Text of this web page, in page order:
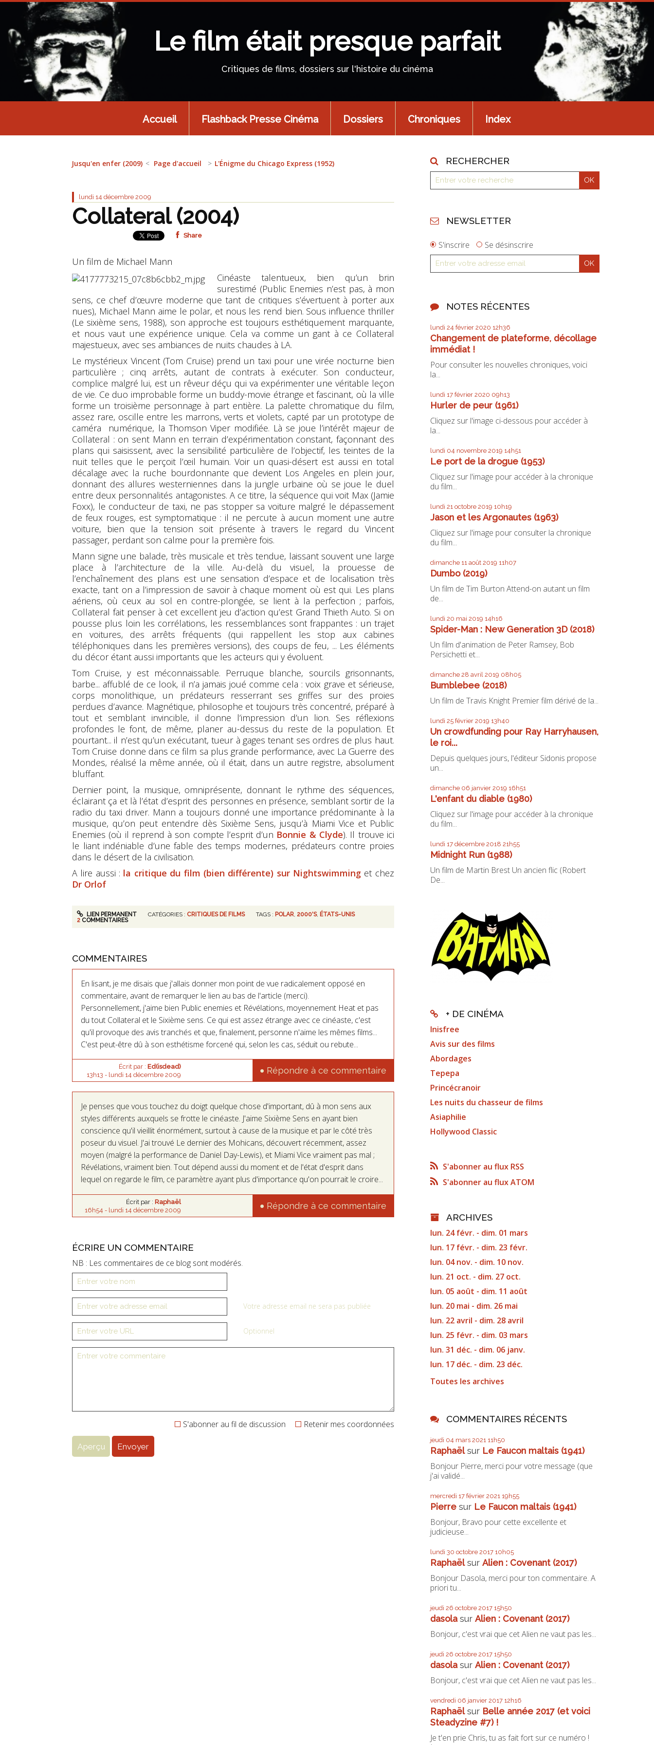
Le film était presque parfait
Critiques de films, dossiers sur l'histoire du cinéma
Accueil Flashback Presse Cinéma Dossiers Chroniques Index
Jusqu'en enfer (2009) Page d'accueil L'Énigme du Chicago Express (1952)
lundi 14 décembre 2009
Collateral (2004)
Share
Un film de Michael Mann
Cinéaste talentueux, bien qu’un brin
surestimé (Public Enemies n’est pas, à mon
sens, ce chef d’œuvre moderne que tant de critiques s’évertuent à porter aux
nues), Michael Mann aime le polar, et nous les rend bien. Sous influence thriller
(Le sixième sens, 1988), son approche est toujours esthétiquement marquante,
et nous vaut une expérience unique. Cela va comme un gant à ce Collateral
majestueux, avec ses ambiances de nuits chaudes à LA.
Le mystérieux Vincent (Tom Cruise) prend un taxi pour une virée nocturne bien
particulière ; cinq arrêts, autant de contrats à exécuter. Son conducteur,
complice malgré lui, est un rêveur déçu qui va expérimenter une véritable leçon
de vie. Ce duo improbable forme un buddy-movie étrange et fascinant, où la ville
forme un troisième personnage à part entière. La palette chromatique du film,
assez rare, oscille entre les marrons, verts et violets, capté par un prototype de
caméra numérique, la Thomson Viper modifiée. Là se joue l’intérêt majeur de
Collateral : on sent Mann en terrain d’expérimentation constant, façonnant des
plans qui saisissent, avec la sensibilité particulière de l’objectif, les teintes de la
nuit telles que le perçoit l’œil humain. Voir un quasi-désert est aussi en total
décalage avec la ruche bourdonnante que devient Los Angeles en plein jour,
donnant des allures westerniennes dans la jungle urbaine où se joue le duel
entre deux personnalités antagonistes. A ce titre, la séquence qui voit Max (Jamie
Foxx), le conducteur de taxi, ne pas stopper sa voiture malgré le dépassement
de feux rouges, est symptomatique : il ne percute à aucun moment une autre
voiture, bien que la tension soit présente à travers le regard du Vincent
passager, perdant son calme pour la première fois.
Mann signe une balade, très musicale et très tendue, laissant souvent une large
place à l’architecture de la ville. Au-delà du visuel, la prouesse de
l’enchaînement des plans est une sensation d’espace et de localisation très
exacte, tant on a l’impression de savoir à chaque moment où est qui. Les plans
aériens, où ceux au sol en contre-plongée, se lient à la perfection ; parfois,
Collateral fait penser à cet excellent jeu d’action qu’est Grand Thieth Auto. Si on
pousse plus loin les corrélations, les ressemblances sont frappantes : un trajet
en voitures, des arrêts fréquents (qui rappellent les stop aux cabines
téléphoniques dans les premières versions), des coups de feu, ... Les éléments
du décor étant aussi importants que les acteurs qui y évoluent.
Tom Cruise, y est méconnaissable. Perruque blanche, sourcils grisonnants,
barbe... affublé de ce look, il n’a jamais joué comme cela : voix grave et sérieuse,
corps monolithique, un prédateurs resserrant ses griffes sur des proies
perdues d’avance. Magnétique, philosophe et toujours très concentré, préparé à
tout et semblant invincible, il donne l’impression d’un lion. Ses réflexions
profondes le font, de même, planer au-dessus du reste de la population. Et
pourtant... il n’est qu’un exécutant, tueur à gages tenant ses ordres de plus haut.
Tom Cruise donne dans ce film sa plus grande performance, avec La Guerre des
Mondes, réalisé la même année, où il était, dans un autre registre, absolument
bluffant.
Dernier point, la musique, omniprésente, donnant le rythme des séquences,
éclairant ça et là l’état d’esprit des personnes en présence, semblant sortir de la
radio dutaxi driver. Mann a toujours donné une importance prédominante à la
musique, qu’on peut entendre dès Sixième Sens, jusqu’à Miami Vice et Public
Enemies (où il reprend à son compte l’esprit d’un Bonnie & Clyde). Il trouve ici
le liant indéniable d’une fable des temps modernes, prédateurs contre proies
dans le désert de la civilisation.
A lire aussi : la critique du film (bien différente) sur Nightswimming et chez
Dr Orlof
LIEN PERMANENT CATÉGORIES : CRITIQUES DE FILMS TAGS : POLAR,2000'S, ÉTATS-UNIS
2 COMMENTAIRES
COMMENTAIRES
En lisant, je me disais que j'allais donner mon point de vue radicalement opposé en
commentaire, avant de remarquer le lien au bas de l'article (merci).
Personnellement, j'aime bien Public enemies et Révélations, moyennement Heat et pas
du tout Collateral et le Sixième sens. Ce qui est assez étrange avec ce cinéaste, c'est
qu'il provoque des avis tranchés et que, finalement, personne n'aime les mêmes films...
C'est peut-être dû à son esthétisme forcené qui, selon les cas, séduit ou rebute...
Écrit par : Ed(isdead)
13h13 - lundi 14 décembre 2009 Répondre à ce commentaire
Je penses que vous touchez du doigt quelque chose d'important, dû à mon sens aux
styles différents auxquels se frotte le cinéaste. J'aime Sixième Sens en ayant bien
conscience qu'il vieillit énormément, surtout à cause de la musique et par le côté très
poseur du visuel. J'ai trouvé Le dernier des Mohicans, découvert récemment, assez
moyen (malgré la performance de Daniel Day-Lewis), et Miami Vice vraiment pas mal ;
Révélations, vraiment bien. Tout dépend aussi du moment et de l'état d'esprit dans
lequel on regarde le film, ce paramètre ayant plus d'importance qu'on pourrait le croire...
Écrit par : Raphaël
16h54 - lundi 14 décembre 2009 Répondre à ce commentaire
ÉCRIRE UN COMMENTAIRE
NB : Les commentaires de ce blog sont modérés.
Votre adresse email ne sera pas publiée
Optionnel
Retenir mes coordonnées
S'abonner au fil de discussion
RECHERCHER
NEWSLETTER
S'inscrire Se désinscrire
NOTES RÉCENTES
lundi 24 février 2020 12h36
Changement de plateforme, décollage
immédiat !
Pour consulter les nouvelles chroniques, voici
la...
lundi 17 février 2020 09h13
Hurler de peur (1961)
Cliquez sur l'image ci-dessous pour accéder à
la...
lundi 04 novembre 2019 14h51
Le port de la drogue (1953)
Cliquez sur l'image pour accéder à la chronique
du film...
lundi 21 octobre 2019 10h19
Jason et les Argonautes (1963)
Cliquez sur l'image pour consulter la chronique
du film...
dimanche 11 août 2019 11h07
Dumbo (2019)
Un film de Tim Burton Attend-on autant un film
de...
lundi 20 mai 2019 14h16
Spider-Man : New Generation 3D (2018)
Un film d'animation de Peter Ramsey, Bob
Persichetti et...
dimanche 28 avril 2019 08h05
Bumblebee (2018)
Un film de Travis Knight Premier film dérivé de la...
lundi 25 février 2019 13h40
Un crowdfunding pour Ray Harryhausen,
le roi...
Depuis quelques jours, l'éditeur Sidonis propose
un...
dimanche 06 janvier 2019 16h51
L'enfant du diable (1980)
Cliquez sur l'image pour accéder à la chronique
du film...
lundi 17 décembre 2018 21h55
Midnight Run (1988)
Un film de Martin Brest Un ancien flic (Robert
De...
+ DE CINÉMA
Inisfree
Avis sur des films
Abordages
Tepepa
Princécranoir
Les nuits du chasseur de films
Asiaphilie
Hollywood Classic
S'abonner au flux RSS
S'abonner au flux ATOM
ARCHIVES
lun. 24 févr. - dim. 01 mars
lun. 17 févr. - dim. 23 févr.
lun. 04 nov. - dim. 10 nov.
lun. 21 oct. - dim. 27 oct.
lun. 05 août - dim. 11 août
lun. 20 mai - dim. 26 mai
lun. 22 avril - dim. 28 avril
lun. 25 févr. - dim. 03 mars
lun. 31 déc. - dim. 06 janv.
lun. 17 déc. - dim. 23 déc.
Toutes les archives
COMMENTAIRES RÉCENTS
jeudi 04 mars 2021 11h50
Raphaëlsur Le Faucon maltais (1941)
Bonjour Pierre, merci pour votre message (que
j'ai validé...
mercredi 17 février 2021 19h55
Pierre sur Le Faucon maltais (1941)
Bonjour, Bravo pour cette excellente et
judicieuse...
lundi 30 octobre 2017 10h05
RaphaëlsurAlien : Covenant (2017)
Bonjour Dasola, merci pour ton commentaire. A
priori tu...
jeudi 26 octobre 2017 15h50
dasolasurAlien : Covenant (2017)
Bonjour, c'est vrai que cet Alien ne vaut pas les...
jeudi 26 octobre 2017 15h50
dasolasurAlien : Covenant (2017)
Bonjour, c'est vrai que cet Alien ne vaut pas les...
vendredi 06 janvier 2017 12h16
Raphaëlsur Belle année 2017 (et voici
Steadyzine #7) !
Je t'en prie Chris, tu as fait fort sur ce numéro !